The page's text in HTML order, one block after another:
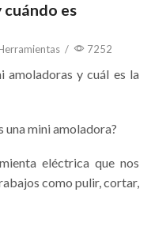
cuándo es
/ 7252
amoladoras y cuál es la
una mini amoladora?
eléctrica que nos
como pulir, cortar,